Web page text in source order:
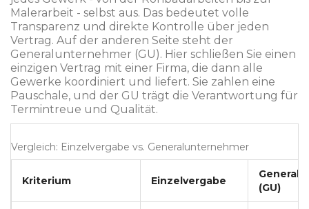
Malerarbeit - selbst aus. Das bedeutet volle
Transparenz und direkte Kontrolle über jeden
Vertrag. Auf der anderen Seite steht der
Generalunternehmer (GU). Hier schließen Sie einen
einzigen Vertrag mit einer Firma, die dann alle
Gewerke koordiniert und liefert. Sie zahlen eine
Pauschale, und der GU trägt die Verantwortung für
Termintreue und Qualität.
Vergleich: Einzelvergabe vs. Generalunternehmer
Kriterium Einzelvergabe
(GU)